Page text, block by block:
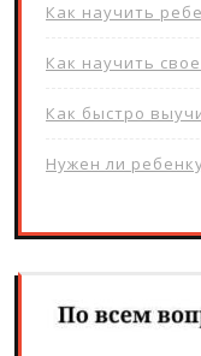
Как научить
Как научить
Как быстро
Нужен ли